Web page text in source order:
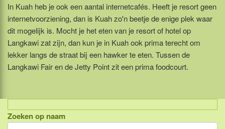
In Kuah heb je ook een aantal internetcafés. Heeft je resort geen
internetvoorziening, dan is Kuah zo'n beetje de enige plek waar
dit mogelijk is. Mocht je het eten van je resort of hotel op
Langkawi zat zijn, dan kun je in Kuah ook prima terecht om
lekker langs de straat bij een hawker te eten. Tussen de
Langkawi Fair en de Jetty Point zit een prima foodcourt.
Indonesië, eilandcombinaties
Zoeken op naam